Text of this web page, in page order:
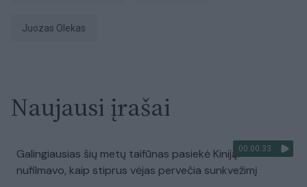
Juozas Olekas
Naujausi įrašai
00:00:33
Galingiausias šių metų taifūnas pasiekė Kiniją:
nufilmavo, kaip stiprus vėjas pervečia sunkvežimį